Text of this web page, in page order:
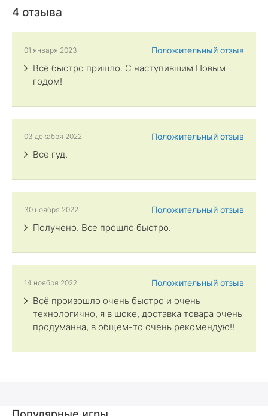
4 отзыва
Положительный отзыв
01 января 2023
Всё быстро пришло. С наступившим Новым
годом!
Положительный отзыв
03 декабря 2022
Все гуд.
Положительный отзыв
30 ноября 2022
Получено. Все прошло быстро.
Положительный отзыв
14 ноября 2022
Всё произошло очень быстро и очень
технологично, я в шоке, доставка товара очень
продуманна, в общем-то очень рекомендую!!